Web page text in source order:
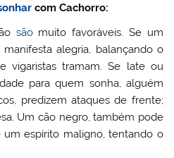
com Cachorro:
sãomuito favoráveis. Se um
alegria, balançando o
vigaristas tramam. Se late ou
para quem sonha, alguém
predizem ataques de frente;
Um cão negro, também pode
um espírito maligno, tentando o